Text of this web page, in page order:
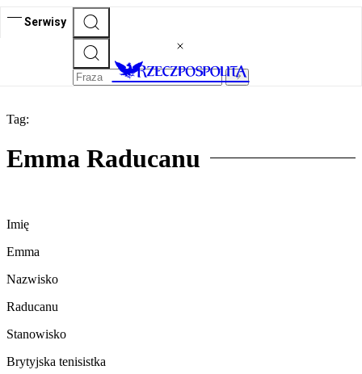
Serwisy
Tag:
Emma Raducanu
Imię
Emma
Nazwisko
Raducanu
Stanowisko
Brytyjska tenisistka